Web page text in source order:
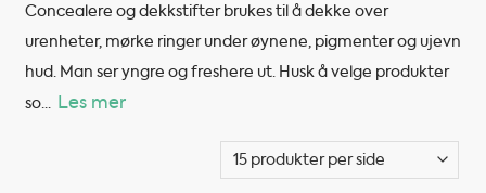
Concealere og dekkstifter brukes til å dekke over
urenheter, mørke ringer under øynene, pigmenter og ujevn
hud. Man ser yngre og freshere ut. Husk å velge produkter
so... Les mer